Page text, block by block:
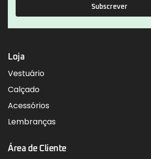
Subscrever
Loja
Vestuário
Calçado
Acessórios
Lembranças
Área de Cliente